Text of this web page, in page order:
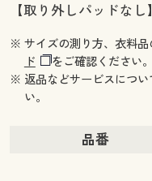
【取り外しパッドなし】
※ サイズの測り方、衣料
ド
をご確認ください。
※ 返品などサービスについ
い。
品番